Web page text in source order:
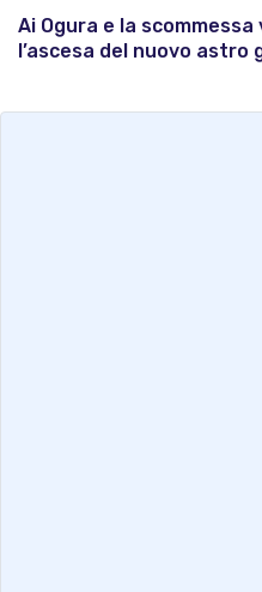
Ai Ogura e la
l’ascesa del nuovo astro